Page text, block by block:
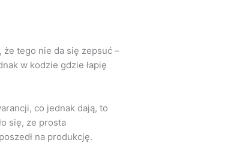
że tego nie da się zepsuć –
w kodzie gdzie łapię
co jednak dają, to
się, ze prosta
na produkcję.